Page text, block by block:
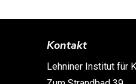
Kontakt
Lehniner Institut für